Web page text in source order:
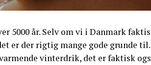
5000 år. Selv om vi i Danmark
er der rigtig mange gode grunde
vinterdrik, det er faktisk